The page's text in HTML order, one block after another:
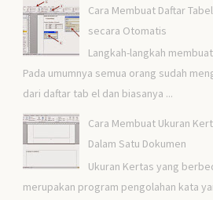
Cara Membuat Daftar
secara Otomatis
Langkah-langkah
Pada umumnya semua orang sudah
dari daftar tab el dan biasanya ...
Cara Membuat Ukuran
Dalam Satu Dokumen
Ukuran Kertas yang
merupakan program pengolahan kata